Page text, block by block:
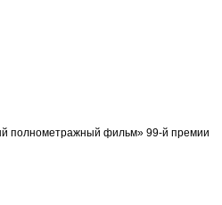
полнометражный фильм» 99-й премии